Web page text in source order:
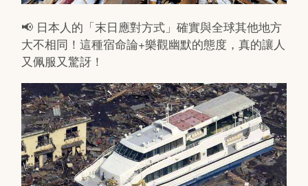
📢 日本人的「末日應對方式」確實與全球其他地方
大不相同！這種宿命論+樂觀幽默的態度，真的讓人
又佩服又驚訝！